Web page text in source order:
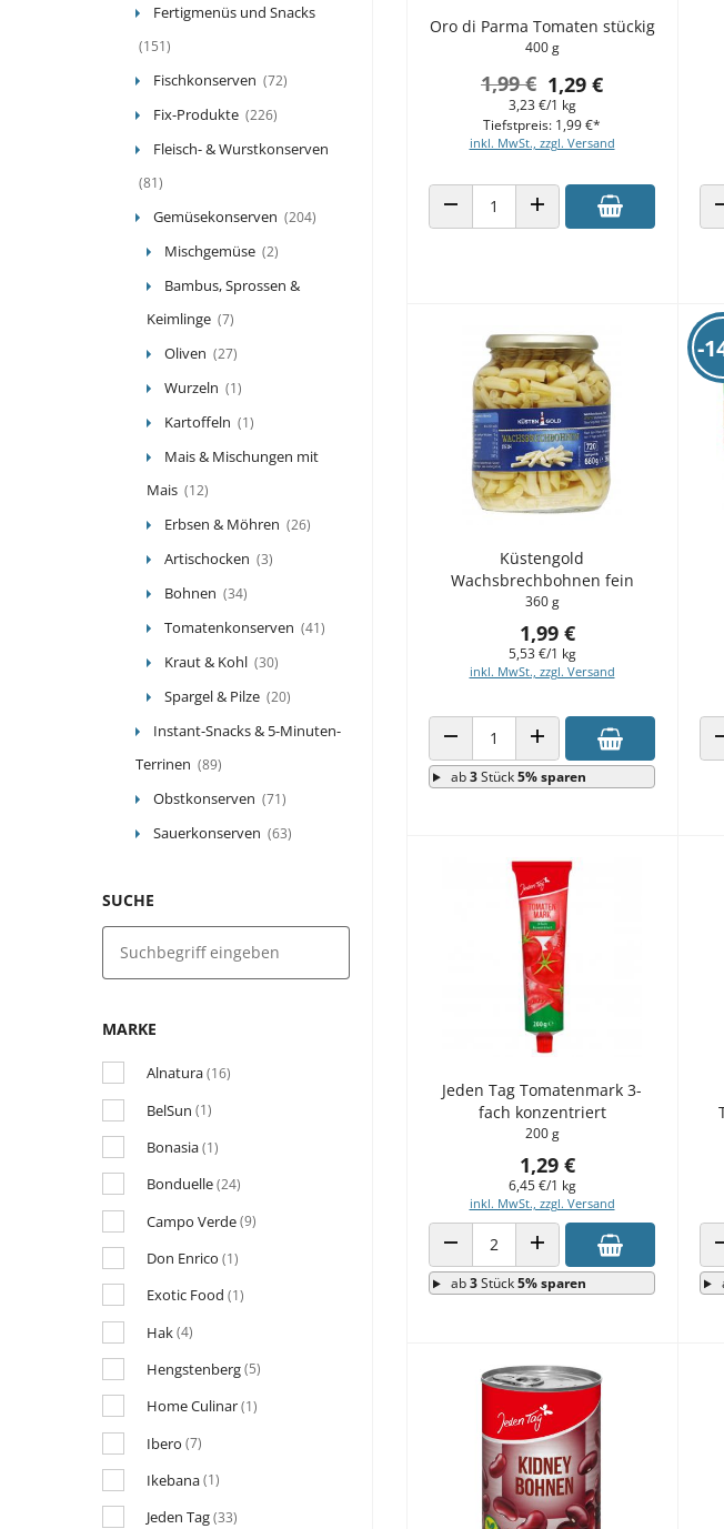
Fertigmenüs und Snacks
(151)
Fischkonserven (72)
Fix-Produkte (226)
Fleisch- & Wurstkonserven
(81)
Gemüsekonserven (204)
Mischgemüse (2)
Bambus, Sprossen &
Keimlinge (7)
Oliven (27)
Wurzeln (1)
Kartoffeln (1)
Mais & Mischungen mit
Mais (12)
Erbsen & Möhren (26)
Artischocken (3)
Bohnen (34)
Tomatenkonserven (41)
Kraut & Kohl (30)
Spargel & Pilze (20)
Instant-Snacks & 5-Minuten-
Terrinen (89)
Obstkonserven (71)
Sauerkonserven (63)
SUCHE
MARKE
Alnatura(16)
BelSun (1)
Bonasia(1)
Bonduelle(24)
Campo Verde(9)
Don Enrico (1)
Exotic Food (1)
Hak(4)
Hengstenberg(5)
Home Culinar(1)
Ibero (7)
Ikebana(1)
Jeden Tag(33)
Oro di Parma Tomaten stückig
400 g
1,29 €
1,99 €
3,23 €/1 kg
inkl. MwSt., zzgl. Versand
Tiefstpreis: 1,99 €*
ANZAHL VERRINGERNANZAHL ERHÖHEN
Küstengold
Wachsbrechbohnen fein
360 g
1,99 €
5,53 €/1 kg
inkl. MwSt., zzgl. Versand
ANZAHL VERRINGERNANZAHL ERHÖHEN
ab3Stück5% sparen
-
Jeden Tag Tomatenmark 3-
fach konzentriert
200 g
1,29 €
6,45 €/1 kg
inkl. MwSt., zzgl. Versand
ANZAHL VERRINGERNANZAHL ERHÖHEN
ab3Stück5% sparen